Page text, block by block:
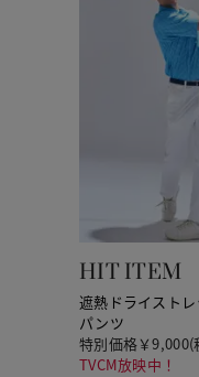
HIT ITEM
遮熱ドライスト
パンツ
特別価格￥9,000(
TVCM放映中！